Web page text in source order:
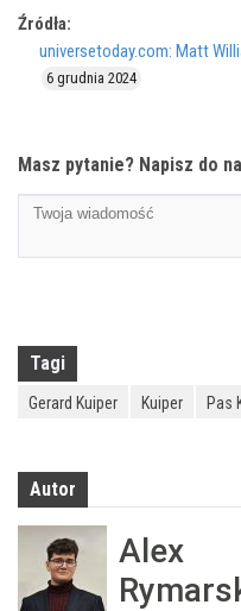
Źródła:
universetoday.com: Matt
6 grudnia 2024
Masz pytanie? Napisz do
Tagi
Gerard Kuiper Kuiper Pas
Autor
Alex